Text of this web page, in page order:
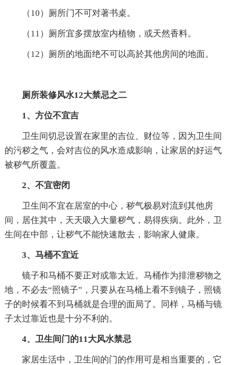
（10）厕所门不可对著书桌。
（11）厕所宜多摆放室内植物，或天然香料。
（12）厕所的地面绝不可以高於其他房间的地面。
厕所装修风水12大禁忌之二
1、方位不宜吉
卫生间切忌设置在家里的吉位、财位等，因为卫生间
的污秽之气，会对吉位的风水造成影响，让家居的好运气
被秽气所覆盖。
2、不宜密闭
卫生间不宜在居室的中心，秽气极易对流到其他房
间，居住其中，天天吸入大量秽气，易得疾病。此外，卫
生间在中部，让秽气不能快速散去，影响家人健康。
3、马桶不宜近
镜子和马桶不要正对或靠太近。马桶作为排泄秽物之
地，不必去“照镜子”，只要从在马桶上看不到镜子，照镜
子的时候看不到马桶就是合理的面局了。同样，马桶与镜
子太过靠近也是十分不利的。
4、卫生间门的11大风水禁忌
家居生活中，卫生间的门的作用可是相当重要的，它